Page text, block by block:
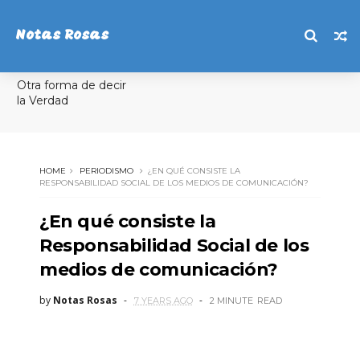
Notas Rosas
Otra forma de decir
la Verdad
HOME PERIODISMO
¿EN QUÉ CONSISTE LA
RESPONSABILIDAD SOCIAL DE LOS MEDIOS DE COMUNICACIÓN?
¿En qué consiste la
Responsabilidad Social de los
medios de comunicación?
by Notas Rosas 7 YEARS AGO 2 MINUTE READ